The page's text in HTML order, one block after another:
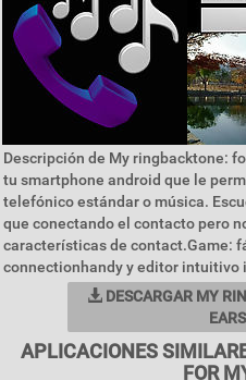
Descripción de My ringbacktone:
tu smartphone android que le
telefónico estándar o música.
que conectando el contacto pero
características de contact.Game:
connectionhandy y editor intuitivo
DESCARGAR MY
APLICACIONES
FOR